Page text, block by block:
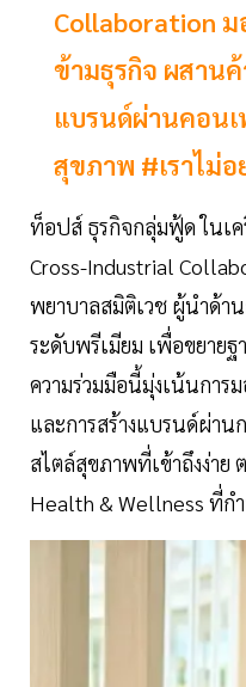
Collaboration
ข้ามธุรกิจ ผสาน
แบรนด์ผ่านคอน
สุขภาพ #เราไม่อ
ท็อปส์ ธุรกิจกลุ่มฟู้ด ในเ
Cross-Industrial
พยาบาลสมิติเวช ผู้นำด้า
ระดับพรีเมียม เพื่อขยาย
ความร่วมมือนี้มุ่งเน้นการ
และการสร้างแบรนด์ผ่า
สไตล์สุขภาพที่เข้าถึงง่าย
Health & Wellness ที่กำ